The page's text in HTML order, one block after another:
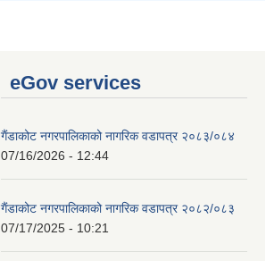
eGov services
गैंडाकोट नगरपालिकाको नागरिक वडापत्र २०८३/०८४
07/16/2026 - 12:44
गैंडाकोट नगरपालिकाको नागरिक वडापत्र २०८२/०८३
07/17/2025 - 10:21